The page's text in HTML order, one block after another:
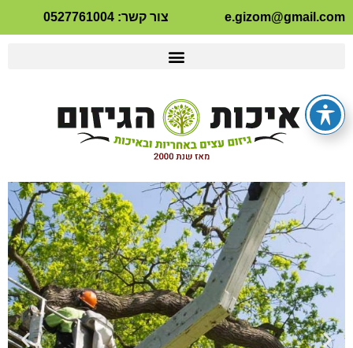
e.gizom@gmail.com צור קשר: 0527761004